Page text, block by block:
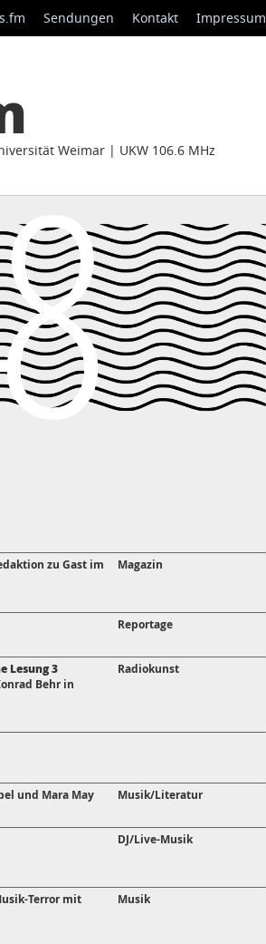
Sendungen Kontakt Impressum
Weimar | UKW 106.6 MHz
zu Gast im
Magazin
Reportage
Lesung 3
Behr in
Radiokunst
und Mara May
Musik/Literatur
DJ/Live-Musik
Terror mit
Musik